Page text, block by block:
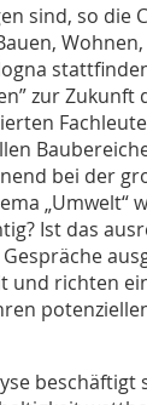
sind, so die
zur
bei der
„Umwelt“
Ist das
und richten